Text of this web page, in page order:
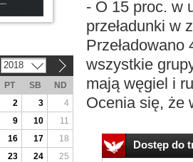
- O 15 proc. w
przeładunki w
wszystkie
mają węgiel i
Ocenia się, że
Dostęp do
2018
PT SB
ND
2 3
4
9 10
11
16 17
18
23 24
25